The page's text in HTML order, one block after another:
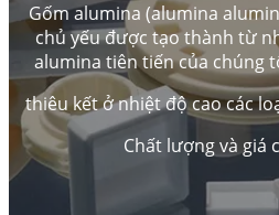
Gốm alumina (alumina
chủ yếu được tạo thành từ
alumina tiên tiến của chúng
thiêu kết ở nhiệt độ cao các
Chất lượng và giá